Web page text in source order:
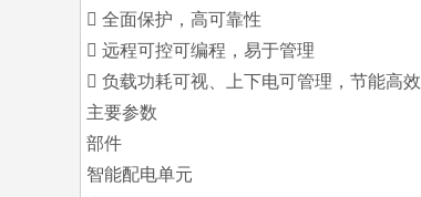
 全面保护，高可靠性
 远程可控可编程，易于管理
 负载功耗可视、上下电可管理，节能高效
主要参数
部件
智能配电单元